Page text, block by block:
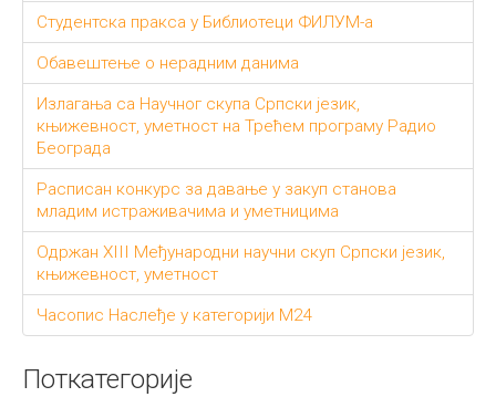
Студентска пракса у Библиотеци ФИЛУМ-а
Обавештење о нерадним данима
Излагања са Научног скупа Српски језик,
књижевност, уметност на Трећем програму Радио
Београда
Расписан конкурс за давање у закуп станова
младим истраживачима и уметницима
Одржан XIII Међународни научни скуп Српски језик,
књижевност, уметност
Часопис Наслеђе у категорији М24
Поткатегорије